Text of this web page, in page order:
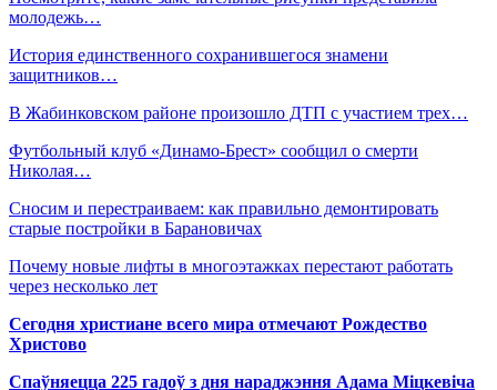
молодежь…
История единственного сохранившегося знамени
защитников…
В Жабинковском районе произошло ДТП с участием трех…
Футбольный клуб «Динамо-Брест» сообщил о смерти
Николая…
Сносим и перестраиваем: как правильно демонтировать
старые постройки в Барановичах
Почему новые лифты в многоэтажках перестают работать
через несколько лет
Сегодня христиане всего мира отмечают Рождество
Христово
Спаўняецца 225 гадоў з дня нараджэння Адама Міцкевіча